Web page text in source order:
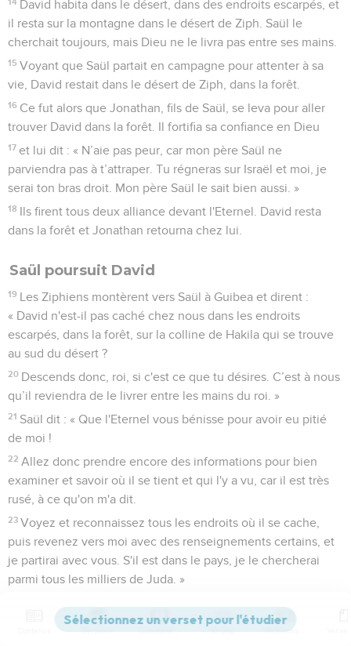
David habita dans le désert, dans des endroits escarpés, et
il resta sur la montagne dans le désert de Ziph. Saül le
cherchait toujours, mais Dieu ne le livra pas entre ses mains.
15 Voyant que Saül partait en campagne pour attenter à sa
vie, David restait dans le désert de Ziph, dans la forêt.
16 Ce fut alors que Jonathan, fils de Saül, se leva pour aller
trouver David dans la forêt. Il fortifia sa confiance en Dieu
17 et lui dit : « N’aie pas peur, car mon père Saül ne
parviendra pas à t’attraper. Tu régneras sur Israël et moi, je
serai ton bras droit. Mon père Saül le sait bien aussi. »
18 Ils firent tous deux alliance devant l'Eternel. David resta
dans la forêt et Jonathan retourna chez lui.
Saül poursuit David
19 Les Ziphiens montèrent vers Saül à Guibea et dirent :
« David n'est-il pas caché chez nous dans les endroits
escarpés, dans la forêt, sur la colline de Hakila qui se trouve
au sud du désert ?
20 Descends donc, roi, si c'est ce que tu désires. C’est à nous
qu’il reviendra de le livrer entre les mains du roi. »
21 Saül dit : « Que l'Eternel vous bénisse pour avoir eu pitié
de moi !
22 Allez donc prendre encore des informations pour bien
examiner et savoir où il se tient et qui l'y a vu, car il est très
rusé, à ce qu'on m'a dit.
23 Voyez et reconnaissez tous les endroits où il se cache,
puis revenez vers moi avec des renseignements certains, et
je partirai avec vous. S'il est dans le pays, je le chercherai
parmi tous les milliers de Juda. »
David et ses hommes se trouvaient dans le désert de Maon,
Versions Commentaires Strong